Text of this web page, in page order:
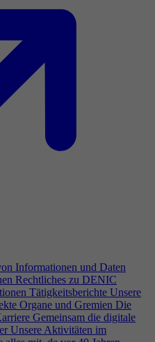
Informationen und Daten
Rechtliches zu DENIC
Tätigkeitsberichte Unsere
Organe und Gremien Die
Gemeinsam die digitale
Unsere Aktivitäten im